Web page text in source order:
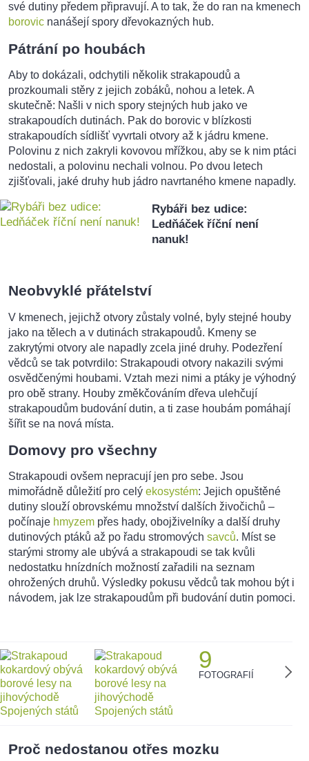
své dutiny předem připravují. A to tak, že do ran na kmenech
borovic nanášejí spory dřevokazných hub.
Pátrání po houbách
Aby to dokázali, odchytili několik strakapoudů a
prozkoumali stěry z jejich zobáků, nohou a letek. A
skutečně: Našli v nich spory stejných hub jako ve
strakapoudích dutinách. Pak do borovic v blízkosti
strakapoudích sídlišť vyvrtali otvory až k jádru kmene.
Polovinu z nich zakryli kovovou mřížkou, aby se k nim ptáci
nedostali, a polovinu nechali volnou. Po dvou letech
zjišťovali, jaké druhy hub jádro navrtaného kmene napadly.
Rybáři bez udice:
Ledňáček říční není
nanuk!
Neobvyklé přátelství
V kmenech, jejichž otvory zůstaly volné, byly stejné houby
jako na tělech a v dutinách strakapoudů. Kmeny se
zakrytými otvory ale napadly zcela jiné druhy. Podezření
vědců se tak potvrdilo: Strakapoudi otvory nakazili svými
osvědčenými houbami. Vztah mezi nimi a ptáky je výhodný
pro obě strany. Houby změkčováním dřeva ulehčují
strakapoudům budování dutin, a ti zase houbám pomáhají
šířit se na nová místa.
Domovy pro všechny
Strakapoudi ovšem nepracují jen pro sebe. Jsou
mimořádně důležití pro celý ekosystém: Jejich opuštěné
dutiny slouží obrovskému množství dalších živočichů –
počínaje hmyzem přes hady, obojživelníky a další druhy
dutinových ptáků až po řadu stromových savců. Míst se
starými stromy ale ubývá a strakapoudi se tak kvůli
nedostatku hnízdních možností zařadili na seznam
ohrožených druhů. Výsledky pokusu vědců tak mohou být i
návodem, jak lze strakapoudům při budování dutin pomoci.
9
FOTOGRAFIÍ
Proč nedostanou otřes mozku